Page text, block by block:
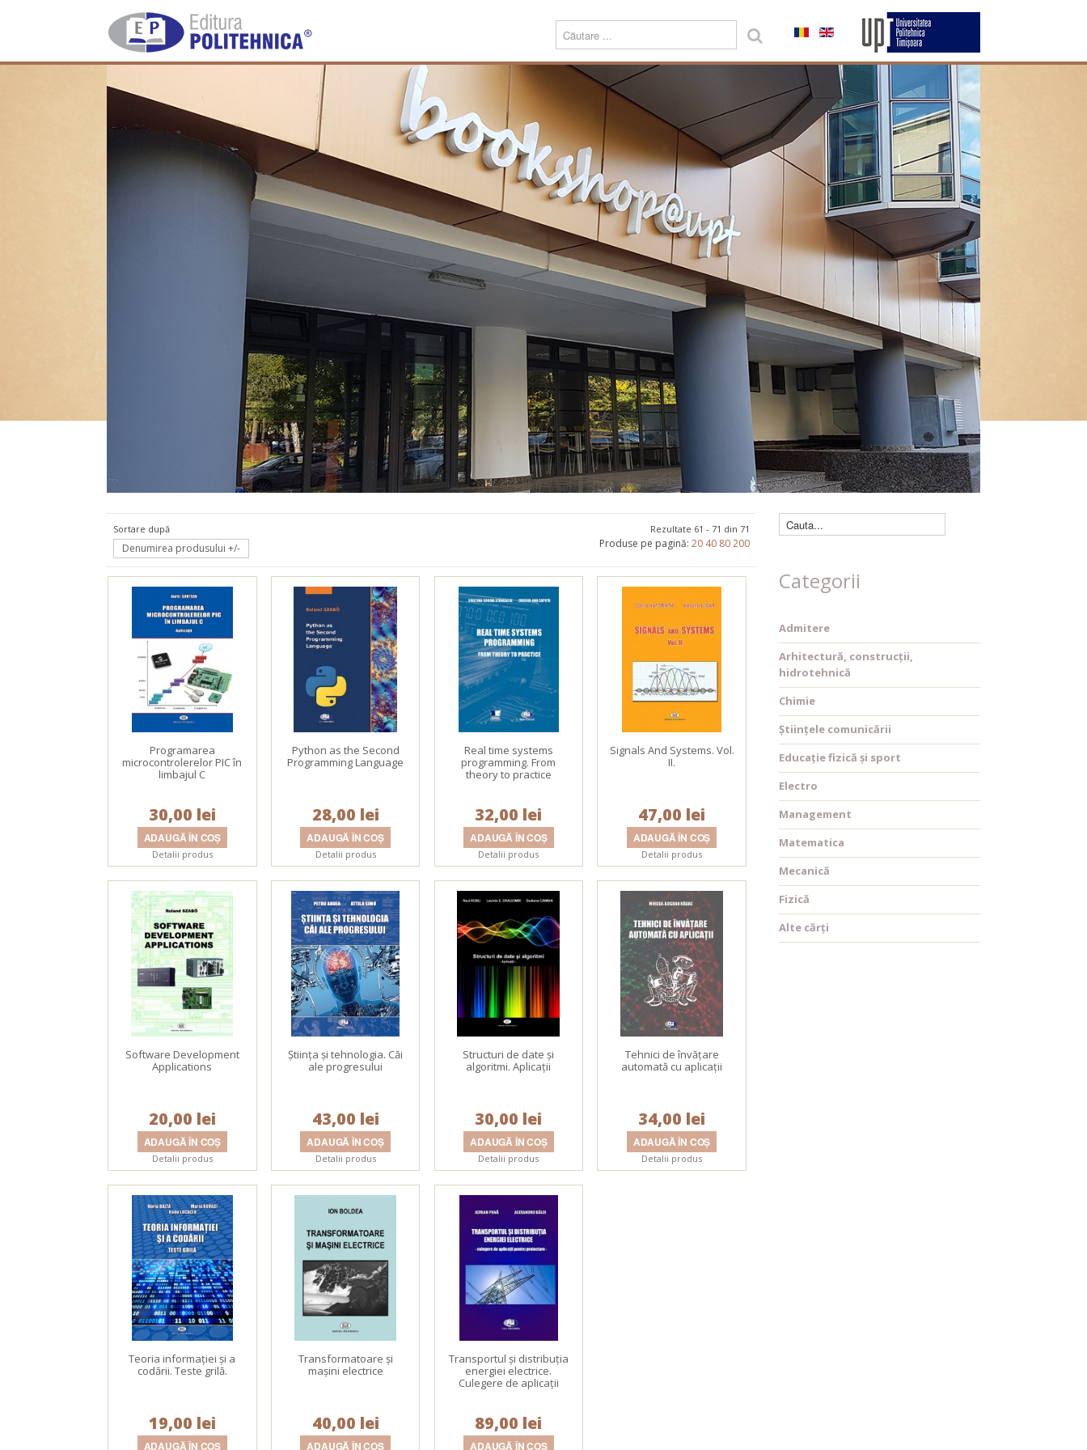
0,00 lei
Contul meu
Prezentare
Despre
Misiune
Echipa
Editură
Carte
Periodice
Teze de doctorat
Download
Tipografie
Servicii
Produse
Echipamente tipografice
Promoționale
Evenimente
Contact
Electro
Sortare după
Denumirea produsului +/-
Rezultate 61 - 71 din 71
Produse pe pagină:20 40 80200
Programarea
microcontrolerelor PIC în
limbajul C
30,00 lei
Detalii produs
Python as the Second
Programming Language
28,00 lei
Detalii produs
Real time systems
programming. From
theory to practice
32,00 lei
Detalii produs
Signals And Systems. Vol.
II.
47,00 lei
Detalii produs
Software Development
Applications
20,00 lei
Detalii produs
Ştiinţa şi tehnologia. Căi
ale progresului
43,00 lei
Detalii produs
Structuri de date şi
algoritmi. Aplicaţii
30,00 lei
Detalii produs
Tehnici de învăţare
automată cu aplicaţii
34,00 lei
Detalii produs
Teoria informaţiei şi a
codării. Teste grilă.
19,00 lei
Transformatoare şi
maşini electrice
40,00 lei
Transportul şi distribuţia
energiei electrice.
Culegere de aplicaţii
89,00 lei
Căutare cărți
Categorii
Admitere
Arhitectură, construcții,
hidrotehnică
Chimie
Științele comunicării
Educație fizică și sport
Electro
Management
Matematica
Mecanică
Fizică
Alte cărți